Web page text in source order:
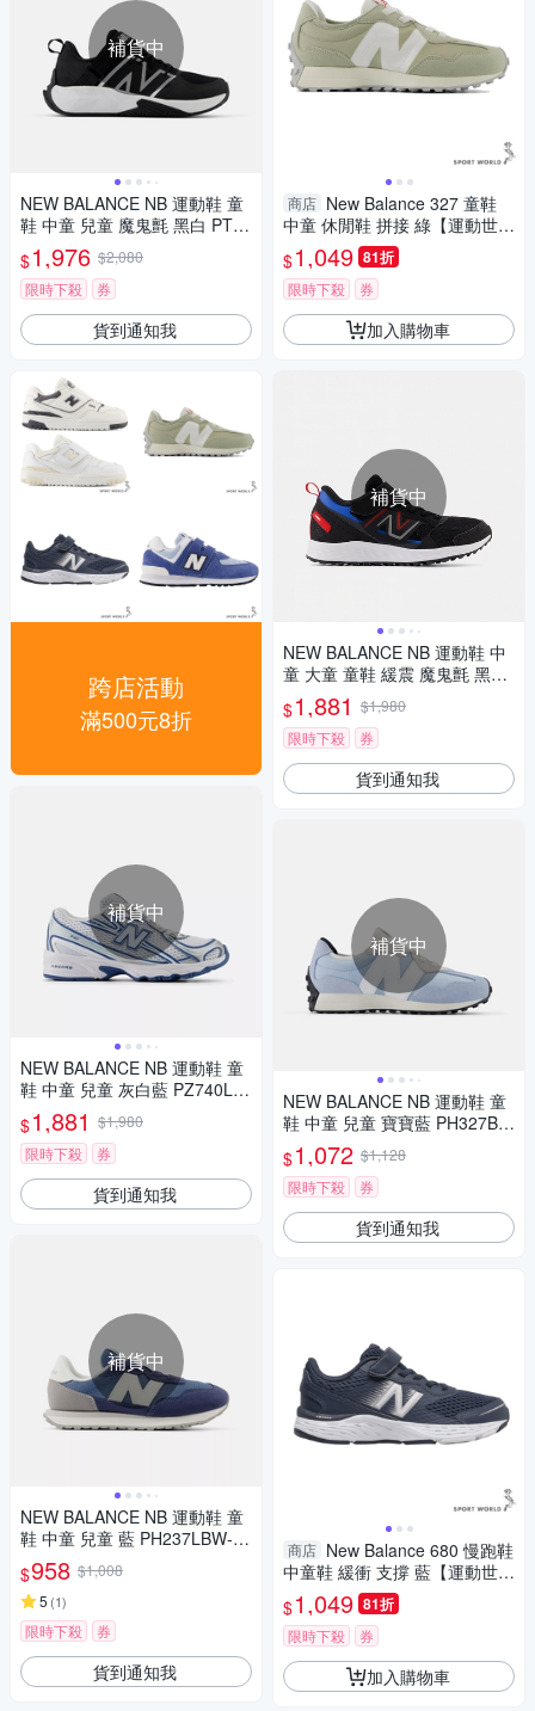
補貨中
NEW BALANCE NB 運動鞋 童
鞋 中童 兒童 魔鬼氈 黑白 PTF
CYBK-W楦
$1,976 $2,080
限時下殺
券
貨到通知我
跨店活動
滿500元8折
補貨中
NEW BALANCE NB 運動鞋 童
鞋 中童 兒童 灰白藍 PZ740LB-
W楦
$1,881 $1,980
限時下殺
券
貨到通知我
補貨中
NEW BALANCE NB 運動鞋 童
鞋 中童 兒童 藍 PH237LBW-W
楦
$958 $1,008
5 (1)
限時下殺 券
貨到通知我
商店 New Balance 327 童鞋
中童 休閒鞋 拼接 綠【運動世
界】PH327LD-W
$1,049 81折
限時下殺 券
加入購物車
補貨中
NEW BALANCE NB 運動鞋 中
童 大童 童鞋 緩震 魔鬼氈 黑紅
YU650BR1-W楦
$1,881 $1,980
限時下殺
券
貨到通知我
補貨中
NEW BALANCE NB 運動鞋 童
鞋 中童 兒童 寶寶藍 PH327BS-
W楦
$1,072 $1,128
限時下殺
券
貨到通知我
商店 New Balance 680 慢跑鞋
中童鞋 緩衝 支撐 藍【運動世
界】YA680IW6-W
$1,049 81折
限時下殺 券
加入購物車